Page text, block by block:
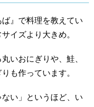
』で料理を教えてい
イズより大きめ。
いおにぎりや、鮭、
も作っています。
い」というほど、い